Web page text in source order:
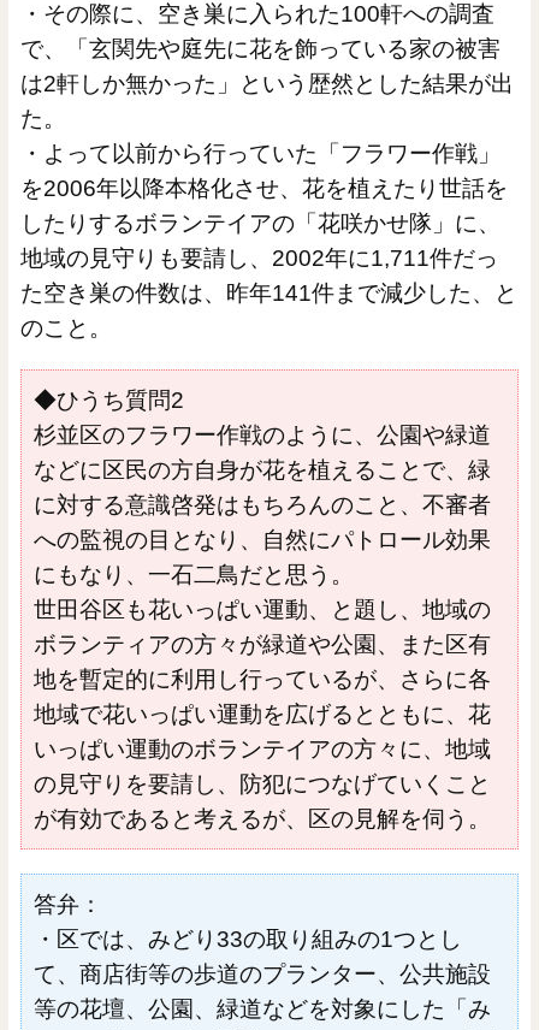
・その際に、空き巣に入られた100軒への調査
で、「玄関先や庭先に花を飾っている家の被害
は2軒しか無かった」という歴然とした結果が出
た。
・よって以前から行っていた「フラワー作戦」
を2006年以降本格化させ、花を植えたり世話を
したりするボランテイアの「花咲かせ隊」に、
地域の見守りも要請し、2002年に1,711件だっ
た空き巣の件数は、昨年141件まで減少した、と
のこと。
◆ひうち質問2
杉並区のフラワー作戦のように、公園や緑道
などに区民の方自身が花を植えることで、緑
に対する意識啓発はもちろんのこと、不審者
への監視の目となり、自然にパトロール効果
にもなり、一石二鳥だと思う。
世田谷区も花いっぱい運動、と題し、地域の
ボランティアの方々が緑道や公園、また区有
地を暫定的に利用し行っているが、さらに各
地域で花いっぱい運動を広げるとともに、花
いっぱい運動のボランテイアの方々に、地域
の見守りを要請し、防犯につなげていくこと
が有効であると考えるが、区の見解を伺う。
答弁：
・区では、みどり33の取り組みの1つとし
て、商店街等の歩道のプランター、公共施設
等の花壇、公園、緑道などを対象にした「み